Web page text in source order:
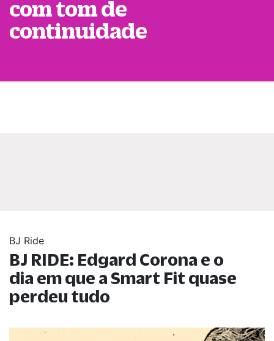
com tom de
continuidade
BJ Ride
BJ RIDE: Edgard Corona e o
dia em que a Smart Fit quase
perdeu tudo